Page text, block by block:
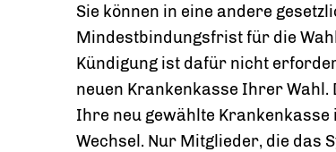
Sie können in eine andere
Mindestbindungsfrist für die
Kündigung ist dafür nicht
neuen Krankenkasse Ihrer Wahl.
Ihre neu gewählte
Wechsel. Nur Mitglieder, die das